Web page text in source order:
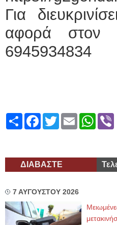
Για
αφορά στον
6945934834
ShareFacebook
TwitterEmail
ΔΙΑΒΑΣΤΕ
7 ΑΥΓΟΥΣΤΟΥ 2026